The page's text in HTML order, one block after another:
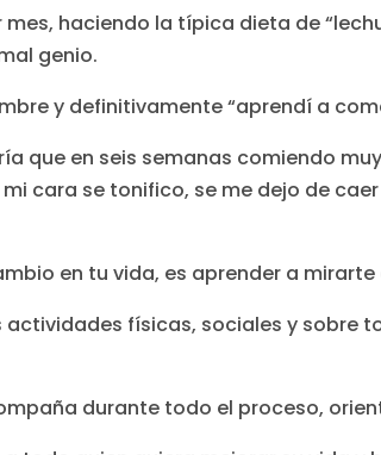
haciendo la típica dieta de
genio.
y definitivamente “aprendí a
que en seis semanas comiendo
cara se tonifico, se me dejo de
en tu vida, es aprender a mirarte
actividades físicas, sociales y sobre
durante todo el proceso,